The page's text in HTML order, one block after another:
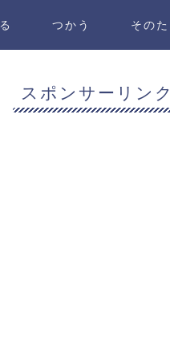
つかう そのた
スポンサーリンク